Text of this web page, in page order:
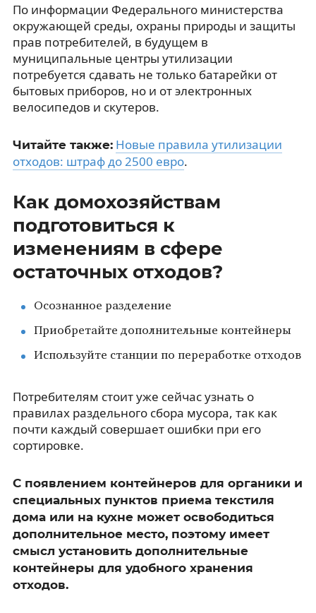
По информации Федерального министерства
окружающей среды, охраны природы и защиты
прав потребителей, в будущем в
муниципальные центры утилизации
потребуется сдавать не только батарейки от
бытовых приборов, но и от электронных
велосипедов и скутеров.
Читайте также: Новые правила утилизации
отходов: штраф до 2500 евро.
Как домохозяйствам
подготовиться к
изменениям в сфере
остаточных отходов?
Осознанное разделение
Приобретайте дополнительные контейнеры
Используйте станции по переработке отходов
Потребителям стоит уже сейчас узнать о
правилах раздельного сбора мусора, так как
почти каждый совершает ошибки при его
сортировке.
С появлением контейнеров для органики и
специальных пунктов приема текстиля
дома или на кухне может освободиться
дополнительное место, поэтому имеет
смысл установить дополнительные
контейнеры для удобного хранения
отходов.